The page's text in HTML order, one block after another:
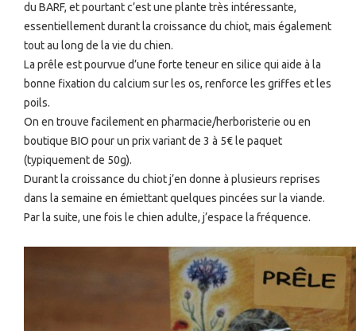
du BARF, et pourtant c’est une plante très intéressante,
essentiellement durant la croissance du chiot, mais également
tout au long de la vie du chien.
La prêle est pourvue d’une forte teneur en silice qui aide à la
bonne fixation du calcium sur les os, renforce les griffes et les
poils.
On en trouve facilement en pharmacie/herboristerie ou en
boutique BIO pour un prix variant de 3 à 5€ le paquet
(typiquement de 50g).
Durant la croissance du chiot j’en donne à plusieurs reprises
dans la semaine en émiettant quelques pincées sur la viande.
Par la suite, une fois le chien adulte, j’espace la fréquence.